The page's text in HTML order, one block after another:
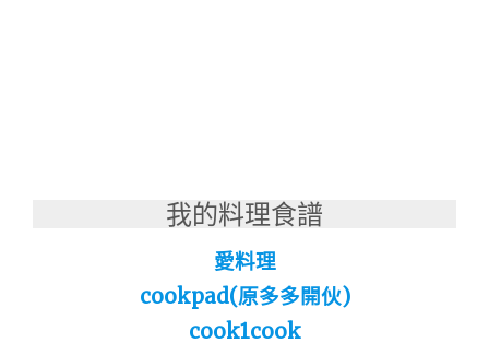
我的料理食譜
愛料理
cookpad(原多多開伙)
cook1cook